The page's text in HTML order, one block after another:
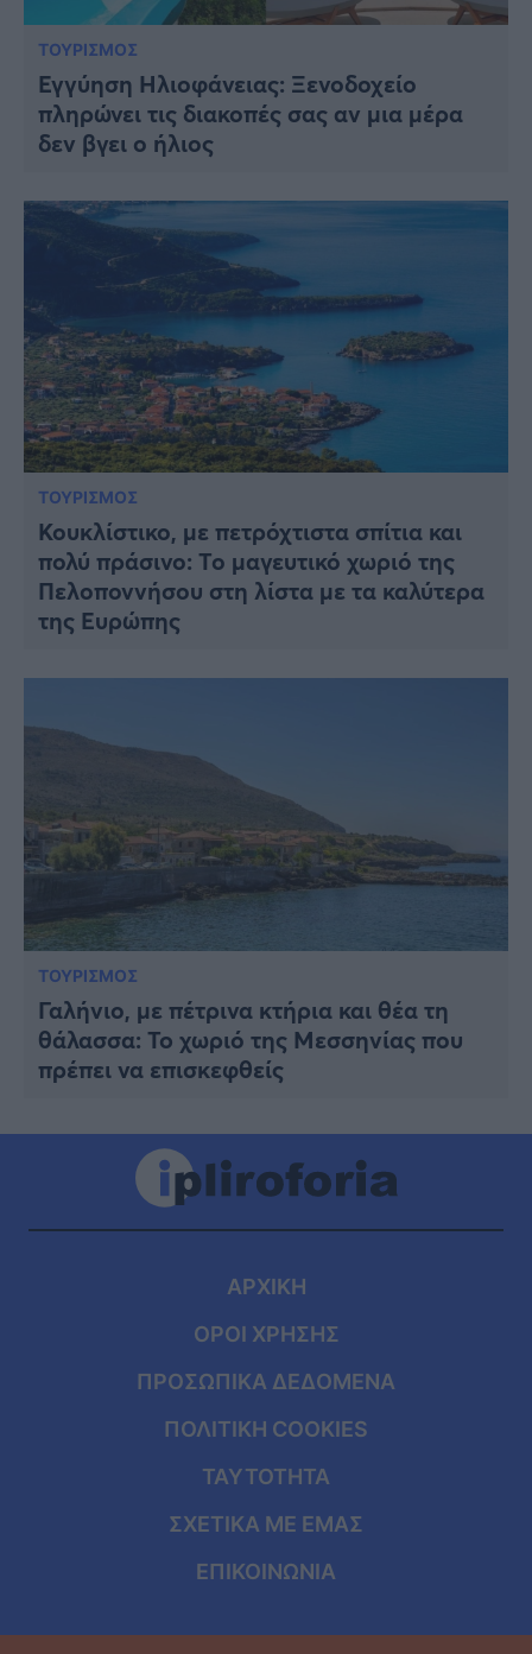
ΤΟΥΡΙΣΜΟΣ
Εγγύηση Ηλιοφάνειας: Ξενοδοχείο
πληρώνει τις διακοπές σας αν μια μέρα
δεν βγει ο ήλιος
ΤΟΥΡΙΣΜΟΣ
Κουκλίστικο, με πετρόχτιστα σπίτια και
πολύ πράσινο: Το μαγευτικό χωριό της
Πελοποννήσου στη λίστα με τα καλύτερα
της Ευρώπης
ΤΟΥΡΙΣΜΟΣ
Γαλήνιο, με πέτρινα κτήρια και θέα τη
θάλασσα: To χωριό της Μεσσηνίας που
πρέπει να επισκεφθείς
ΑΡΧΙΚΗ
ΟΡΟΙ ΧΡΗΣΗΣ
ΠΡΟΣΩΠΙΚΑ ΔΕΔΟΜΕΝΑ
ΠΟΛΙΤΙΚΗ COOKIES
ΤΑΥΤΟΤΗΤΑ
ΣΧΕΤΙΚΑ ΜΕ ΕΜΑΣ
ΕΠΙΚΟΙΝΩΝΙΑ